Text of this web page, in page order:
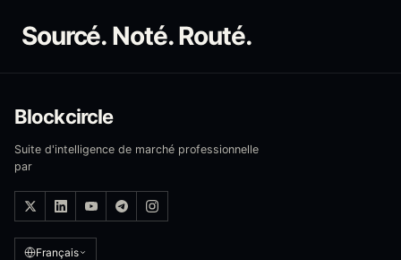
Sourcé. Noté. Routé.
Blockcircle
Suite d'intelligence de marché professionnelle
par
Français